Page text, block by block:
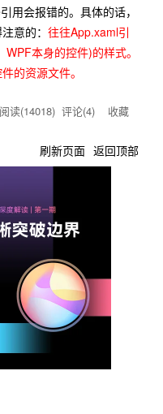
用会报错的。具体的话，
意的： 往往App.xaml引
本身的控件)的样式。
的资源文件。
阅读(14018) 评论(4) 收藏
刷新页面 返回顶部